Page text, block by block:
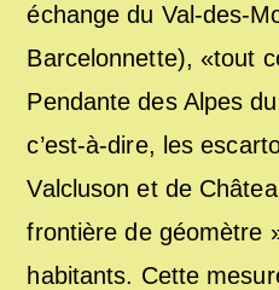
échange du Val-des-
Barcelonnette), «tout
Pendante des Alpes
c’est-à-dire, les
Valcluson et de
frontière de géomètre
habitants. Cette